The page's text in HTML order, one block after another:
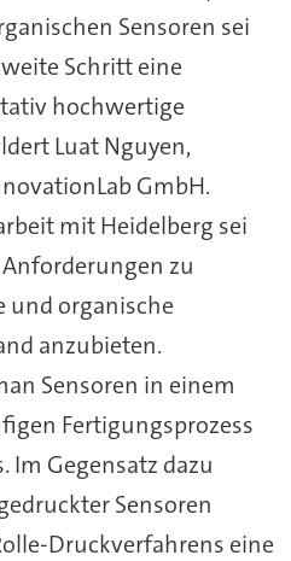
Sensoren sei
Schritt eine
hochwertige
Luat Nguyen,
GmbH.
mit Heidelberg sei
zu
und organische
anzubieten.
Sensoren in einem
Fertigungsprozess
Im Gegensatz dazu
Sensoren
Druckverfahrens eine